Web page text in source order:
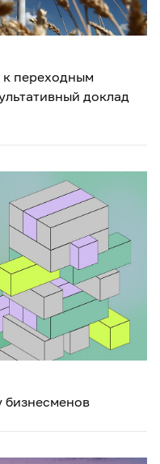
к переходным
доклад
бизнесменов